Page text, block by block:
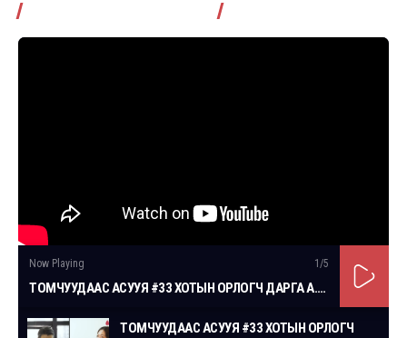
Now Playing 1 /5
ТОМЧУУДААС АСУУЯ #33 ХОТЫН ОРЛОГЧ ДАРГА А.АМАРТҮВШИН
ТОМЧУУДААС АСУУЯ #33 ХОТЫН ОРЛОГЧ